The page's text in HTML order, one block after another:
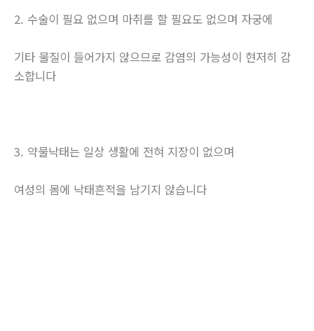
2. 수술이 필요 없으며 마취를 할 필요도 없으며 자궁에
기타 물질이 들어가지 않으므로 감염의 가능성이 현저히 감
소합니다
3. 약물낙태는 일상 생활에 전혀 지장이 없으며
여성의 몸에 낙태흔적을 남기지 않습니다